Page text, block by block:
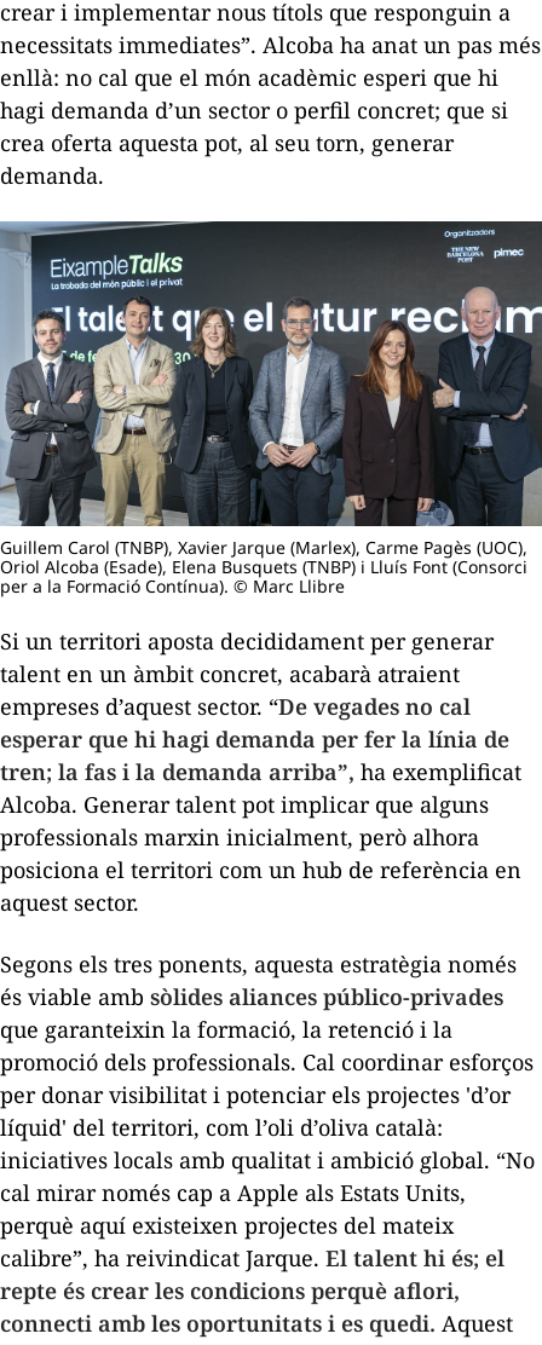
crear i implementar nous títols que responguin a
necessitats immediates”. Alcoba ha anat un pas més
enllà: no cal que el món acadèmic esperi que hi
hagi demanda d’un sector o perfil concret; que si
crea oferta aquesta pot, al seu torn, generar
demanda.
Guillem Carol (TNBP), Xavier Jarque (Marlex), Carme Pagès (UOC),
Oriol Alcoba (Esade), Elena Busquets (TNBP) i Lluís Font (Consorci
per a la Formació Contínua). © Marc Llibre
Si un territori aposta decididament per generar
talent en un àmbit concret, acabarà atraient
empreses d’aquest sector. “De vegades no cal
esperar que hi hagi demanda per fer la línia de
tren; la fas i la demanda arriba”, ha exemplificat
Alcoba. Generar talent pot implicar que alguns
professionals marxin inicialment, però alhora
posiciona el territori com un hub de referència en
aquest sector.
Segons els tres ponents, aquesta estratègia només
és viable amb sòlides aliances público-privades
que garanteixin la formació, la retenció i la
promoció dels professionals. Cal coordinar esforços
per donar visibilitat i potenciar els projectes 'd’or
líquid' del territori, com l’oli d’oliva català:
iniciatives locals amb qualitat i ambició global. “No
cal mirar només cap a Apple als Estats Units,
perquè aquí existeixen projectes del mateix
calibre”, ha reivindicat Jarque. El talent hi és; el
repte és crear les condicions perquè aflori,
connecti amb les oportunitats i es quedi. Aquest